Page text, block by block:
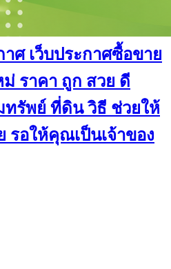
ศ เว็บประกาศซื้อขาย
ราคา ถูก สวย ดี
ทรัพย์ ที่ดิน วิธี ช่วยให้
รอให้คุณเป็นเจ้าของ